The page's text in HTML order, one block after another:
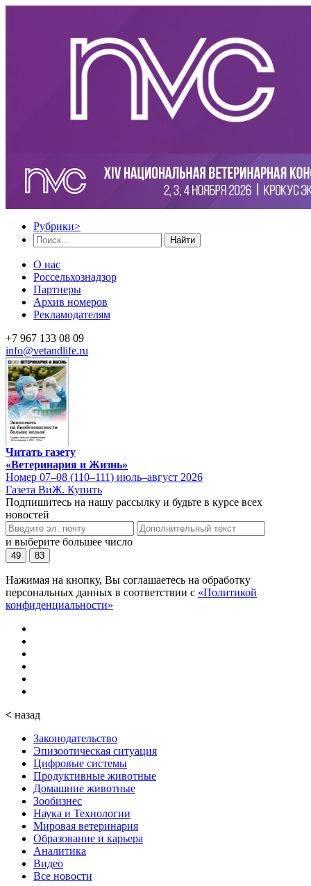
Рубрики>
Найти
О нас
Россельхознадзор
Партнеры
Архив номеров
Рекламодателям
+7 967 133 08 09
info@vetandlife.ru
Читать газету
«Ветеринария и Жизнь»
Номер 07–08 (110–111) июль–август 2026
Газета ВиЖ. Купить
Подпишитесь на нашу рассылку и будьте в курсе всех
новостей
и выберите большее число
49 83
Нажимая на кнопку, Вы соглашаетесь на обработку
персональных данных в соответствии с «Политикой
конфиденциальности»
< назад
Законодательство
Эпизоотическая ситуация
Цифровые системы
Продуктивные животные
Домашние животные
Зообизнес
Наука и Технологии
Мировая ветеринария
Образование и карьера
Аналитика
Видео
Все новости